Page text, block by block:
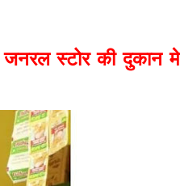
जनरल स्टोर की दुकान मे